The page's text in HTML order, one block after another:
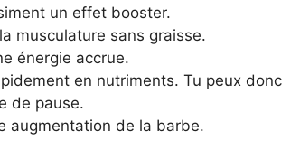
un effet booster.
musculature sans graisse.
énergie accrue.
en nutriments. Tu peux donc
de pause.
augmentation de la barbe.